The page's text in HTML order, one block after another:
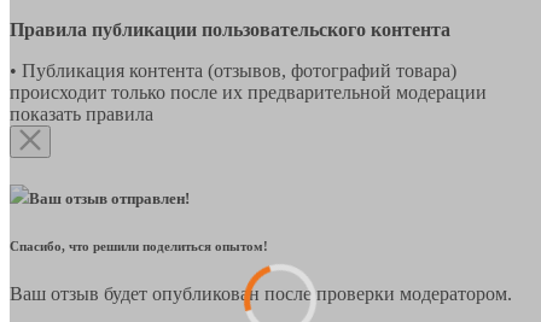
Правила публикации пользовательского контента
• Публикация контента (отзывов, фотографий товара)
происходит только после их предварительной модерации
показать правила
Ваш отзыв отправлен!
Спасибо, что решили поделиться опытом!
Ваш отзыв будет опубликован после проверки модератором.